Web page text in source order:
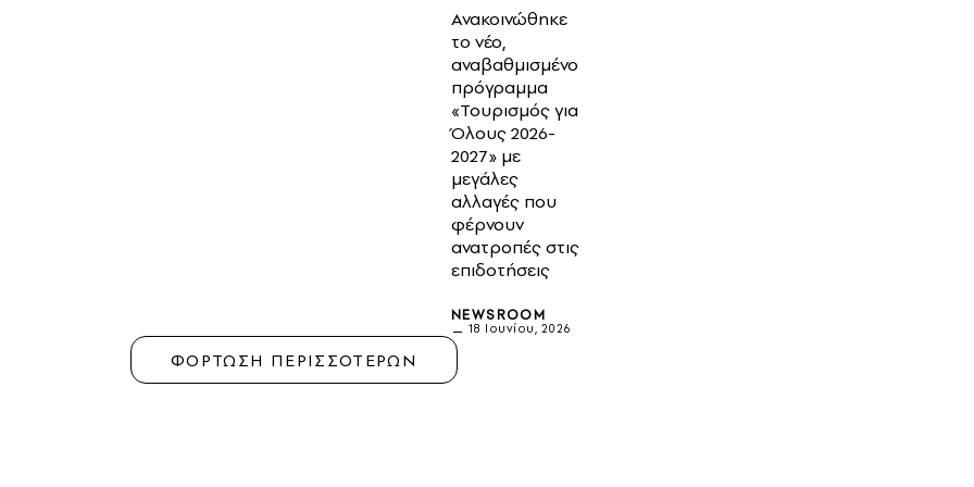
Ανακοινώθηκε
το νέο,
αναβαθμισμένο
πρόγραμμα
«Τουρισμός για
Όλους 2026-
2027» με
μεγάλες
αλλαγές που
φέρνουν
ανατροπές στις
επιδοτήσεις
NEWSROOM
18 Ιουνίου, 2026
ΦΟΡΤΩΣΗ ΠΕΡΙΣΣΟΤΕΡΩΝ